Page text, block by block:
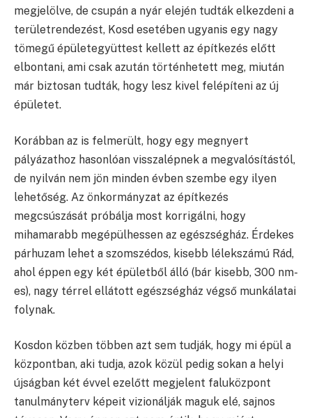
megjelölve, de csupán a nyár elején tudták elkezdeni a
területrendezést, Kosd esetében ugyanis egy nagy
tömegű épületegyüttest kellett az építkezés előtt
elbontani, ami csak azután történhetett meg, miután
már biztosan tudták, hogy lesz kivel felépíteni az új
épületet.
Korábban az is felmerült, hogy egy megnyert
pályázathoz hasonlóan visszalépnek a megvalósítástól,
de nyilván nem jön minden évben szembe egy ilyen
lehetőség. Az önkormányzat az építkezés
megcsúszását próbálja most korrigálni, hogy
mihamarabb megépülhessen az egészségház. Érdekes
párhuzam lehet a szomszédos, kisebb lélekszámú Rád,
ahol éppen egy két épületből álló (bár kisebb, 300 nm-
es), nagy térrel ellátott egészségház végső munkálatai
folynak.
Kosdon közben többen azt sem tudják, hogy mi épül a
központban, aki tudja, azok közül pedig sokan a helyi
újságban két évvel ezelőtt megjelent faluközpont
tanulmányterv képeit vizionálják maguk elé, sajnos